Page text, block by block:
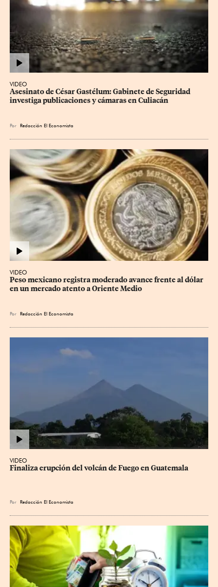
VIDEO
Asesinato de César Gastélum: Gabinete de Seguridad
investiga publicaciones y cámaras en Culiacán
Por Redacción El Economista
VIDEO
Peso mexicano registra moderado avance frente al dólar
en un mercado atento a Oriente Medio
Por Redacción El Economista
VIDEO
Finaliza erupción del volcán de Fuego en Guatemala
Por Redacción El Economista